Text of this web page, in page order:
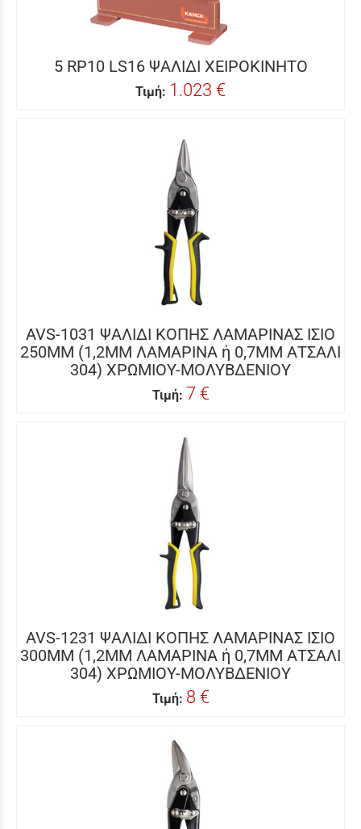
5 RP10 LS16 ΨΑΛΙΔΙ ΧΕΙΡΟΚΙΝΗΤΟ
Τιμή: 1.023 €
AVS-1031 ΨΑΛΙΔΙ ΚΟΠΗΣ ΛΑΜΑΡΙΝΑΣ ΙΣΙΟ
250MM (1,2MM ΛΑΜΑΡΙΝΑ ή 0,7MM ΑΤΣΑΛΙ
304) ΧΡΩΜΙΟΥ-ΜΟΛΥΒΔΕΝΙΟΥ
Τιμή: 7 €
AVS-1231 ΨΑΛΙΔΙ ΚΟΠΗΣ ΛΑΜΑΡΙΝΑΣ ΙΣΙΟ
300MM (1,2MM ΛΑΜΑΡΙΝΑ ή 0,7MM ΑΤΣΑΛΙ
304) ΧΡΩΜΙΟΥ-ΜΟΛΥΒΔΕΝΙΟΥ
Τιμή: 8 €